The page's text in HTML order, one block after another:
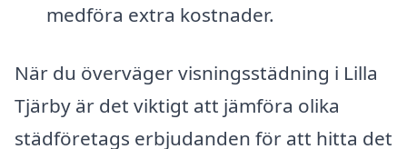
medföra extra kostnader.
När du överväger visningsstädning i Lilla
Tjärby är det viktigt att jämföra olika
städföretags erbjudanden för att hitta det